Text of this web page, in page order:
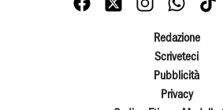
Redazione
Scriveteci
Pubblicità
Privacy